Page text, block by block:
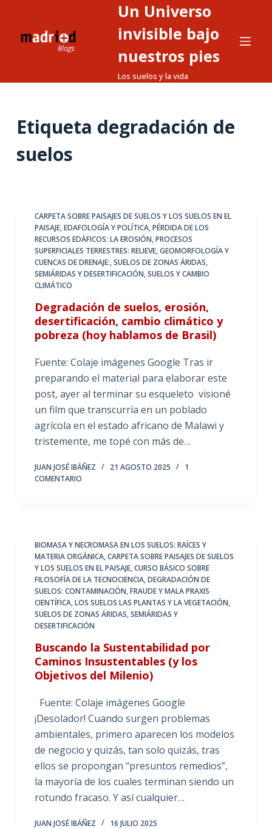
o
Un Universo
invisible bajo
nuestros pies
Los suelos y la vida
Etiqueta degradación de
suelos
CARPETA SOBRE PAISAJES DE SUELOS Y LOS SUELOS EN EL
PAISAJE,EDAFOLOGÍA Y POLÍTICA,PÉRDIDA DE LOS
RECURSOS EDÁFICOS: LA EROSIÓN,PROCESOS
SUPERFICIALES TERRESTRES: RELIEVE, GEOMORFOLOGÍA Y
CUENCAS DE DRENAJE:,SUELOS DE ZONAS ÁRIDAS,
SEMIÁRIDAS Y DESERTIFICACIÓN,SUELOS Y CAMBIO
CLIMÁTICO
Degradación de suelos, erosión,
desertificación, cambio climático y
pobreza (hoy hablamos de Brasil)
Fuente: Colaje imágenes Google Tras ir
preparando el material para elaborar este
post, ayer al terminar su esqueleto visioné
un film que transcurría en un poblado
agrícola en el estado africano de Malawi y
tristemente, me topé con más de…
JUAN JOSÉ IBÁÑEZ 21 AGOSTO 2025
1
COMENTARIO
BIOMASA Y NECROMASA EN LOS SUELOS: RAÍCES Y
MATERIA ORGÁNICA,CARPETA SOBRE PAISAJES DE SUELOS
Y LOS SUELOS EN EL PAISAJE,CURSO BÁSICO SOBRE
FILOSOFÍA DE LA TECNOCIENCIA,DEGRADACIÓN DE
SUELOS: CONTAMINACIÓN,FRAUDE Y MALA PRAXIS
CIENTÍFICA,LOS SUELOS LAS PLANTAS Y LA VEGETACIÓN,
SUELOS DE ZONAS ÁRIDAS, SEMIÁRIDAS Y
DESERTIFICACIÓN
Buscando la Sustentabilidad por
Caminos Insustentables (y los
Objetivos del Milenio)
Fuente: Colaje imágenes Google
¡Desolador! Cuando surgen problemas
ambientales, primero aparecen los modelos
de negocio y quizás, tan solo quizás, tras
ellos se propongan “presuntos remedios”,
la mayoría de los cuales terminan siendo un
rotundo fracaso. Y así cualquier…
JUAN JOSÉ IBÁÑEZ 16 JULIO 2025